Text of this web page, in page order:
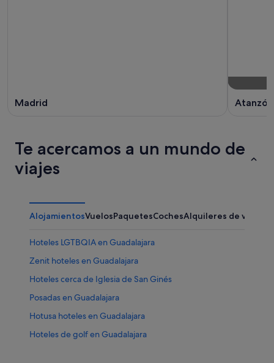
Madrid Atanzón
Te acercamos a un mundo de
viajes
AlojamientosVuelosPaquetesCochesAlquileres de
Hoteles LGTBQIA en Guadalajara
Zenit hoteles en Guadalajara
Hoteles cerca de Iglesia de San Ginés
Posadas en Guadalajara
Hotusa hoteles en Guadalajara
Hoteles de golf en Guadalajara